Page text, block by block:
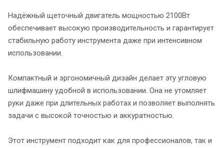
Надёжный щеточный двигатель мощностью 2100Вт
обеспечивает высокую производительность и гарантирует
стабильную работу инструмента даже при интенсивном
использовании.
Компактный и эргономичный дизайн делает эту угловую
шлифмашину удобной в использовании. Она не утомляет
руки даже при длительных работах и позволяет выполнять
задачи с высокой точностью и аккуратностью.
Этот инструмент подходит как для профессионалов, так и